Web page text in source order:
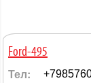
Ford-495
Тел: